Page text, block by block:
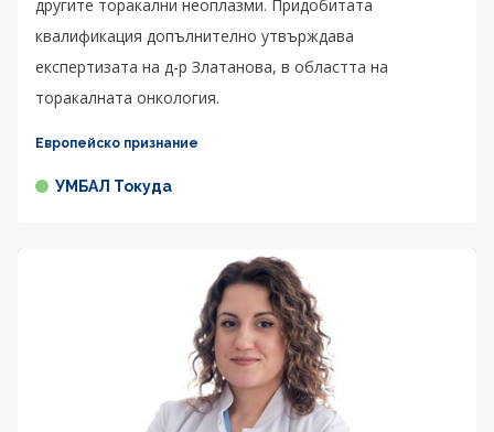
другите торакални неоплазми. Придобитата
квалификация допълнително утвърждава
експертизата на д-р Златанова, в областта на
торакалната онкология.
Европейско признание
УМБАЛ Токуда